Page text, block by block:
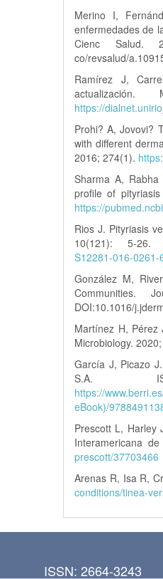
Merino I,
enfermedades de
Cienc Salud.
co/revsalud/
Ramírez J,
https://
Prohi? A, Jovovi?
with different
2016; 274(1).
Sharma A,
profile of
https://
Rios J. Pityriasis
10(121): 5-26.
S12281-016-0261-
González M,
Communities.
DOI:10.1016/
Martínez H, Pérez
Microbiology.
García J, Picazo
S.A.
https://
eBook)/
Prescott L, Harley
Interamericana
prescott/37703466
Arenas R, Isa R,
conditions/tinea-
ISSN: 2664-3243